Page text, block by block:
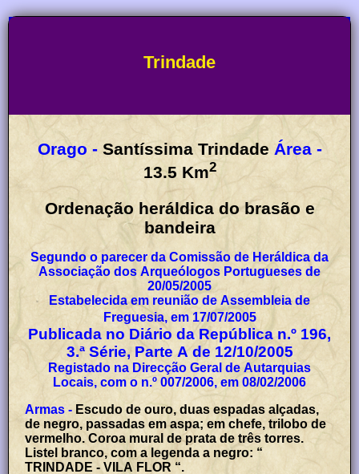
Trindade
Orago - Santíssima Trindade Área -
13.5 Km2
Ordenação heráldica do brasão e
bandeira
Segundo o parecer da Comissão de Heráldica da
Associação dos Arqueólogos Portugueses de
20/05/2005
Estabelecida em reunião de Assembleia de
Freguesia, em 17/07/2005
Publicada no Diário da República n.º 196,
3.ª Série, Parte A de 12/10/2005
Registado na Direcção Geral de Autarquias
Locais, com o n.º 007/2006, em 08/02/2006
Armas - Escudo de ouro, duas espadas alçadas,
de negro, passadas em aspa; em chefe, trilobo de
vermelho. Coroa mural de prata de três torres.
Listel branco, com a legenda a negro: “
TRINDADE - VILA FLOR “.